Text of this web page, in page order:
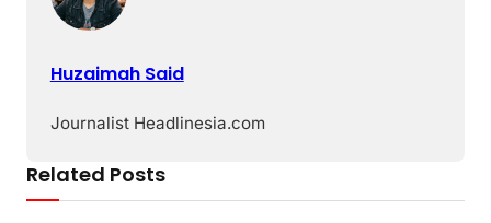
Huzaimah Said
Journalist Headlinesia.com
Related Posts